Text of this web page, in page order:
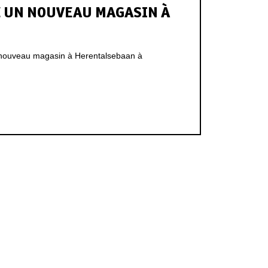
NOUVEAU MAGASIN À
magasin à Herentalsebaan à